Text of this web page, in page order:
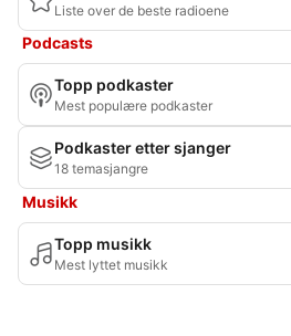
Liste over de beste radioene
Podcasts
Topp podkaster
Mest populære podkaster
Podkaster etter sjanger
18 temasjangre
Musikk
Topp musikk
Mest lyttet musikk